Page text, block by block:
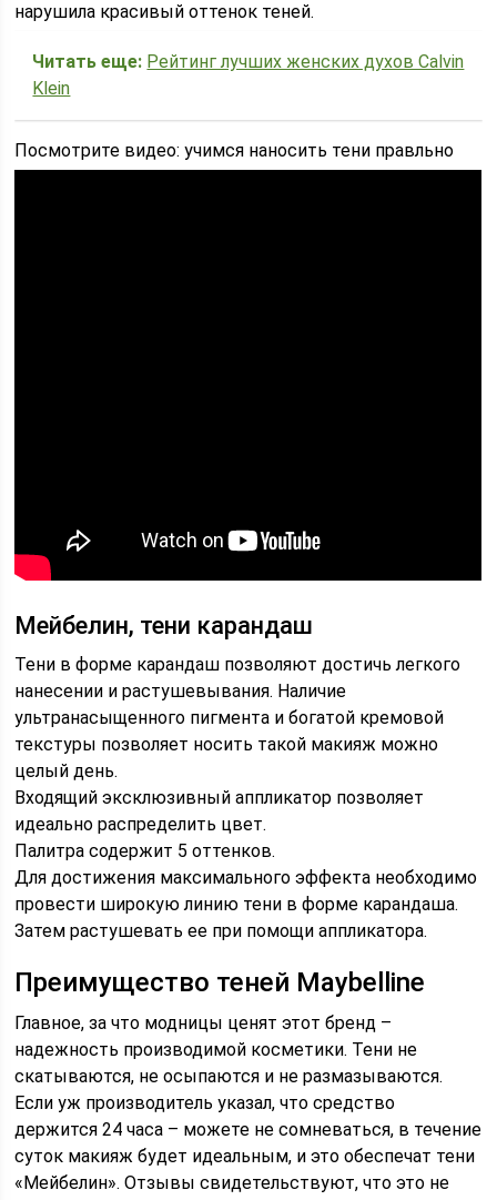
нарушила красивый оттенок теней.
Читать еще: Рейтинг лучших женских духов Calvin
Klein
Посмотрите видео: учимся наносить тени правльно
Мейбелин, тени карандаш
Тени в форме карандаш позволяют достичь легкого
нанесении и растушевывания. Наличие
ультранасыщенного пигмента и богатой кремовой
текстуры позволяет носить такой макияж можно
целый день.
Входящий эксклюзивный аппликатор позволяет
идеально распределить цвет.
Палитра содержит 5 оттенков.
Для достижения максимального эффекта необходимо
провести широкую линию тени в форме карандаша.
Затем растушевать ее при помощи аппликатора.
Преимущество теней Maybelline
Главное, за что модницы ценят этот бренд –
надежность производимой косметики. Тени не
скатываются, не осыпаются и не размазываются.
Если уж производитель указал, что средство
держится 24 часа – можете не сомневаться, в течение
суток макияж будет идеальным, и это обеспечат тени
«Мейбелин». Отзывы свидетельствуют, что это не